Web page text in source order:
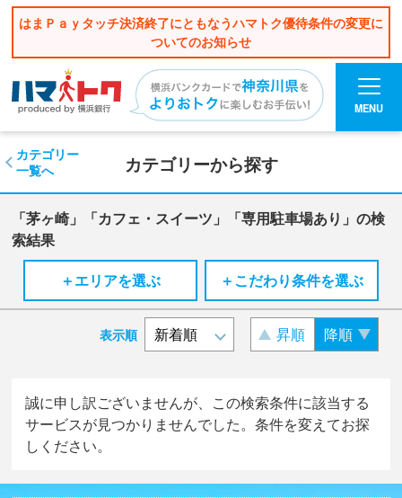
はまＰａｙタッチ決済終了にともなうハマトク優待条件の変更に
ついてのお知らせ
MENU
カテゴリーから探す
カテゴリー
一覧へ
「茅ヶ崎」「カフェ・スイーツ」「専用駐車場あり」の検
索結果
＋エリアを選ぶ
＋こだわり条件を選ぶ
表示順 昇順 降順
誠に申し訳ございませんが、この検索条件に該当する
サービスが見つかりませんでした。条件を変えてお探
しください。